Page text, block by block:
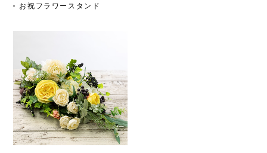
お祝フラワースタンド